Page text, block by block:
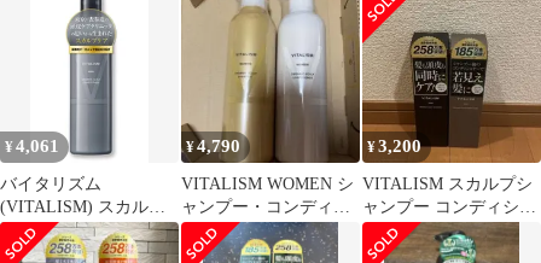
ー メンズ 頭皮ケア (男
性用) 350ml U2
門家の知見をもとに開
発／根元ふんわりハ
リ・コシ感】 頭皮ケア
ノンシリコン 日本製 |
アミノ酸系洗浄成分
[脂性肌・乾燥肌・混合
肌の方に] [髪のボリュ
ーム感・乾燥やパサつ
き・汗や汚れにpms
¥4,061
バイタリズム
(VITALISM) スカルプ
ケア コンディショナー
メンズ 【頭皮
¥4,790
VITALISM WOMEN シ
ャンプー・コンディシ
ョナーセット
¥3,200
VITALISM スカルプシ
ャンプー コンディショ
ナーセット